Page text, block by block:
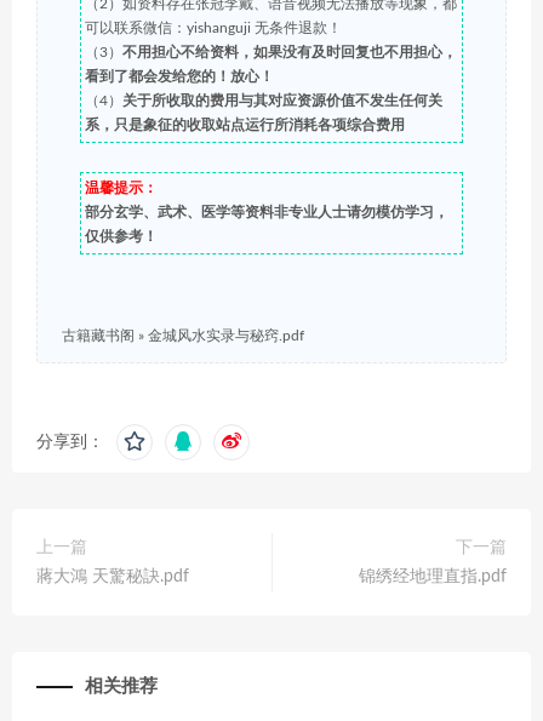
（2）如资料存在张冠李戴、语音视频无法播放等现象，都
可以联系微信：yishanguji 无条件退款！
（3） 不用担心不给资料，如果没有及时回复也不用担心，
看到了都会发给您的！放心！
（4） 关于所收取的费用与其对应资源价值不发生任何关
系，只是象征的收取站点运行所消耗各项综合费用
温馨提示：
部分玄学、武术、医学等资料非专业人士请勿模仿学习，
仅供参考！
古籍藏书阁 » 金城风水实录与秘窍.pdf
分享到：
上一篇
蔣大鴻 天驚秘訣.pdf
下一篇
锦绣经地理直指.pdf
相关推荐